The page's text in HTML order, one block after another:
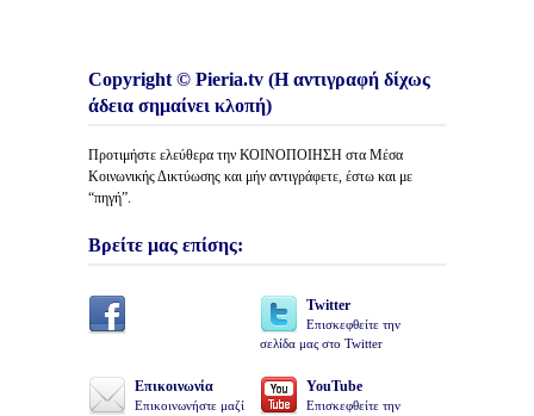
Copyright © Pieria.tv (Η αντιγραφή δίχως
άδεια σημαίνει κλοπή)
Προτιμήστε ελεύθερα την ΚΟΙΝΟΠΟΙΗΣΗ στα Μέσα
Κοινωνικής Δικτύωσης και μήν αντιγράφετε, έστω και με
“πηγή”.
Βρείτε μας επίσης:
Twitter
Επισκεφθείτε την
σελίδα μας στο Twitter
Επικοινωνία
Επικοινωνήστε μαζί
YouTube
Επισκεφθείτε την